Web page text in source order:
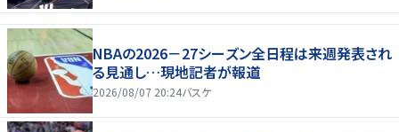
NBAの2026－27シーズン全日程は来週発表され
る見通し…現地記者が報道
2026/08/07 20:24バスケ